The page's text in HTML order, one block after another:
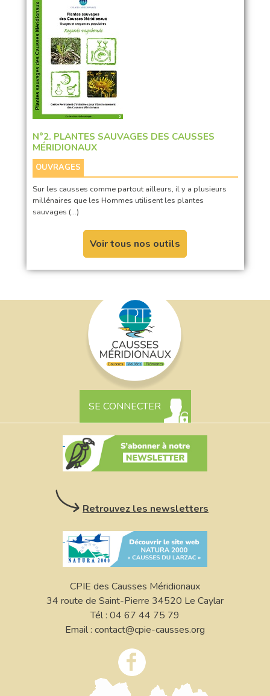
N°2. PLANTES SAUVAGES DES CAUSSES
MÉRIDIONAUX
OUVRAGES
Sur les causses comme partout ailleurs, il y a plusieurs
millénaires que les Hommes utilisent les plantes
sauvages (…)
Voir tous nos outils
SE CONNECTER
Retrouvez les newsletters
CPIE des Causses Méridionaux
34 route de Saint-Pierre 34520 Le Caylar
Tél : 04 67 44 75 79
Email : contact@cpie-causses.org